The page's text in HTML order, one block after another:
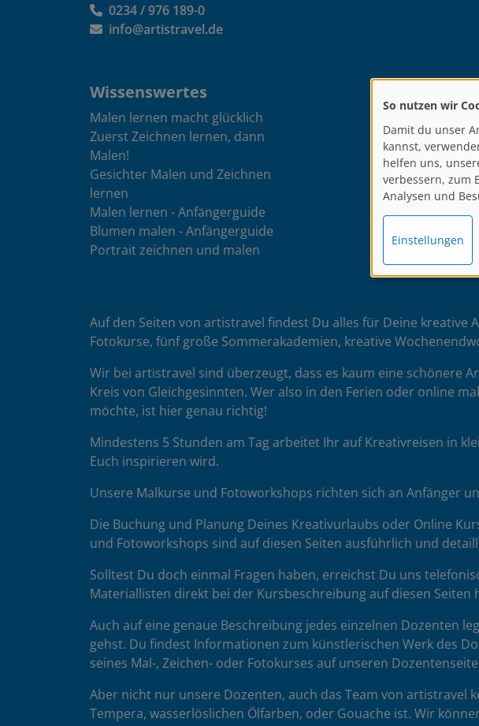
0234 / 976 189-0
info@artistravel.de
Wissenswertes
Malen lernen macht glücklich
Zuerst Zeichnen lernen, dann
Malen!
Gesichter Malen und Zeichnen
lernen
Malen lernen - Anfängerguide
Blumen malen - Anfängerguide
Portrait zeichnen und malen
Auf den Seiten von artistravel findest Du alles für Deine kreative
Fotokurse, fünf große Sommerakademien, kreative
Wir bei artistravel sind überzeugt, dass es kaum eine schönere
Kreis von Gleichgesinnten. Wer also in den Ferien oder online
möchte, ist hier genau richtig!
Mindestens 5 Stunden am Tag arbeitet Ihr auf Kreativreisen in
Euch inspirieren wird.
Unsere Malkurse und Fotoworkshops richten sich an Anfänger
Die Buchung und Planung Deines Kreativurlaubs oder Online
und Fotoworkshops sind auf diesen Seiten ausführlich und
Solltest Du doch einmal Fragen haben, erreichst Du uns
Materiallisten direkt bei der Kursbeschreibung auf diesen
Auch auf eine genaue Beschreibung jedes einzelnen Dozenten
gehst. Du findest Informationen zum künstlerischen Werk des
seines Mal-, Zeichen- oder Fotokurses auf unseren
Aber nicht nur unsere Dozenten, auch das Team von artistravel
Tempera, wasserlöslichen Ölfarben, oder Gouache ist. Wir
So nutzen wir
Damit du unser
kannst,
helfen uns,
verbessern, zum
Analysen und
Einstellungen